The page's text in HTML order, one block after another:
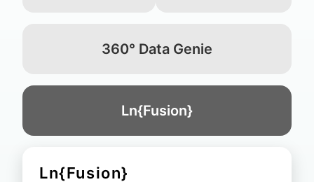
360° Data Genie
Ln{Fusion}
360° Data Genie